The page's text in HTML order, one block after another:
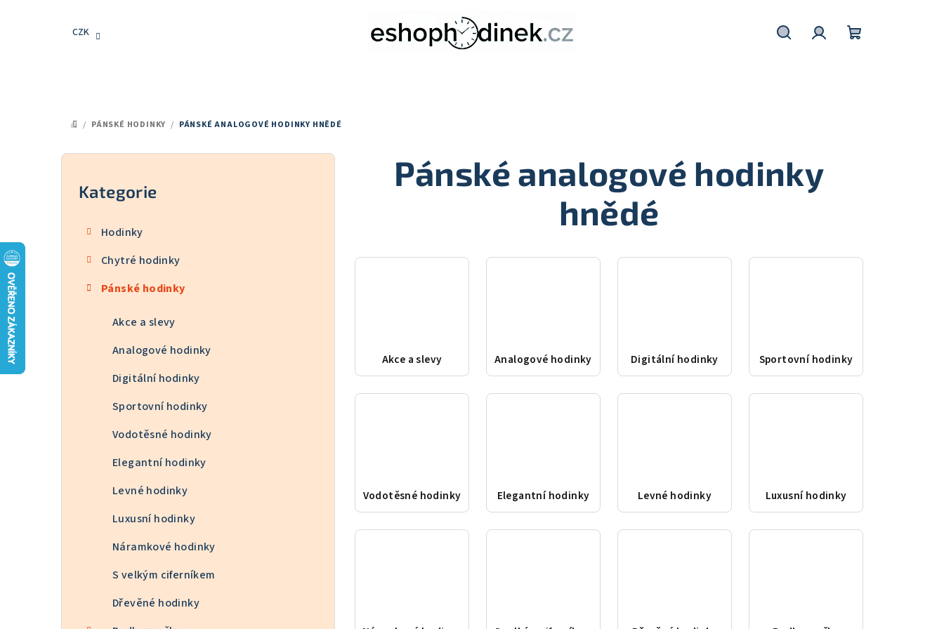
CZK
DOMŮ
/ PÁNSKÉ HODINKY / PÁNSKÉ ANALOGOVÉ HODINKY HNĚDÉ
P
Přeskočit
kategorie
Kategorie
Hodinky
Chytré hodinky
Pánské hodinky
Akce a slevy
Analogové hodinky
Digitální hodinky
Sportovní hodinky
Vodotěsné hodinky
Elegantní hodinky
Levné hodinky
Luxusní hodinky
Náramkové hodinky
S velkým ciferníkem
Dřevěné hodinky
Pánské analogové hodinky
hnědé
Akce a slevy Analogové hodinky Digitální hodinky Sportovní hodinky
Vodotěsné hodinky Elegantní hodinky Levné hodinky Luxusní hodinky